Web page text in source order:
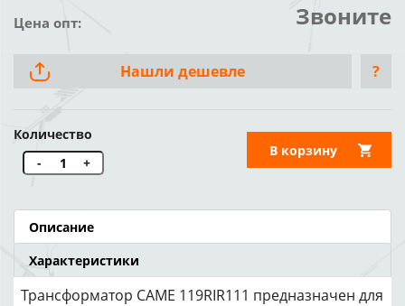
Цена опт: Звоните
Нашли дешевле ?
Количество
-
+
В корзину
Описание
Характеристики
Трансформатор CAME 119RIR111 предназначен для